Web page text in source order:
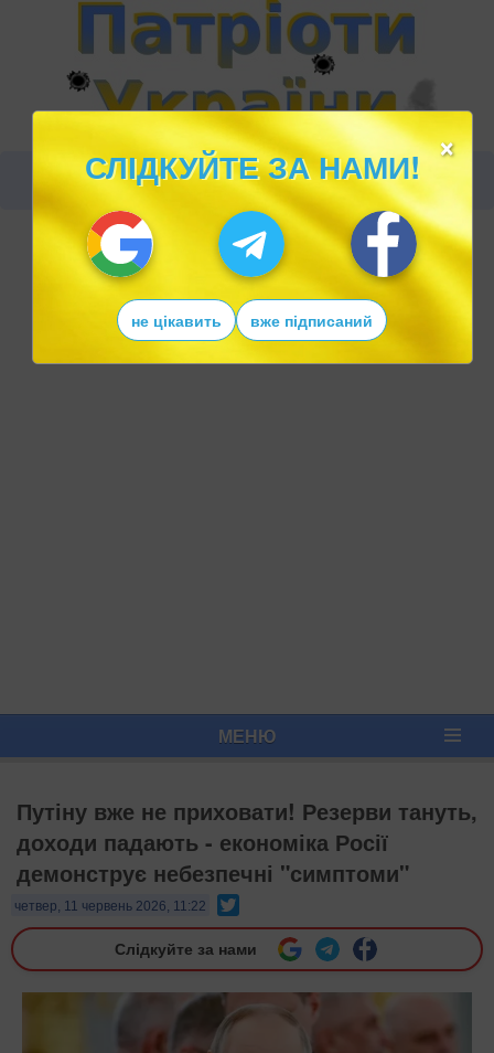
МЕНЮ
Путіну вже не приховати! Резерви тануть,
доходи падають - економіка Росії
демонструє небезпечні "симптоми"
четвер, 11 червень 2026, 11:22
Слідкуйте за нами
×
СЛІДКУЙТЕ ЗА НАМИ!
не цікавить вже підписаний